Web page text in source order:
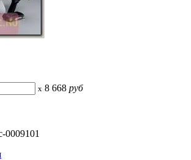
x 8 668 руб
0009101